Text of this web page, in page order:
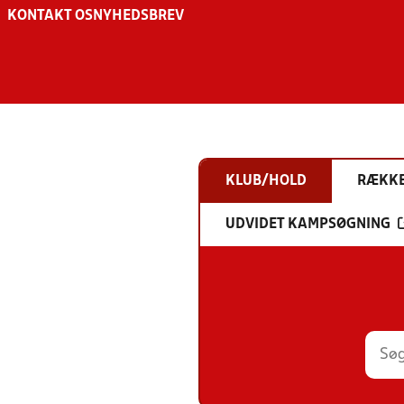
KONTAKT OS NYHEDSBREV
KLUB/HOLD
UDVIDET KAMPSØGNING